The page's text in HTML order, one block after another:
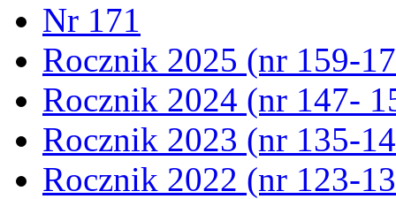
Nr 171
Rocznik 2025 (nr 159-
Rocznik 2024 (nr 147-
Rocznik 2023 (nr 135-
Rocznik 2022 (nr 123-